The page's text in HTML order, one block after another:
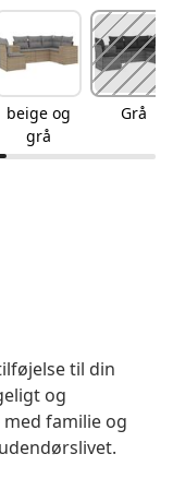
beige og
grå
Grå
til din
og
familie og